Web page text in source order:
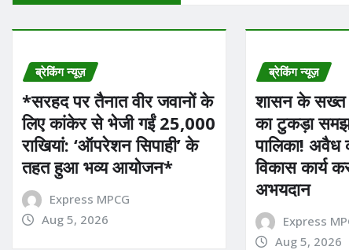
ब्रेकिंग न्यूज़
*सरहद पर तैनात वीर जवानों के
लिए कांकेर से भेजी गईं 25,000
राखियां: ‘ऑपरेशन सिपाही’ के
तहत हुआ भव्य आयोजन*
Express MPCG
Aug 5, 2026
ब्रेकिंग न्यूज़
शासन के सख्त
का टुकड़ा समझ
पालिका! अवैध
विकास कार्य
अभयदान
Express
Aug 5, 2026